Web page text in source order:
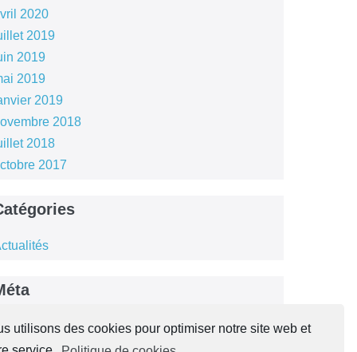
utilisons des cookies pour optimiser notre site web et
2020
2019
2019
2019
2019
2018
2018
2017
des publications